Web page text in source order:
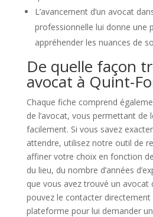
L’avancement d’un avocat
professionnelle lui donne une
appréhender les nuances de
De quelle façon
avocat à Quint-
Chaque fiche comprend
de l’avocat, vous permettant de
facilement. Si vous savez
attendre, utilisez notre outil de
affiner votre choix en fonction
du lieu, du nombre d’années
que vous avez trouvé un avocat
pouvez le contacter
plateforme pour lui demander